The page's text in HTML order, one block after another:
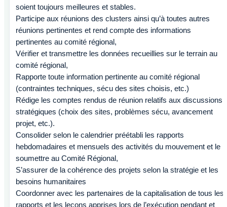
soient toujours meilleures et stables.
Participe aux réunions des clusters ainsi qu’à toutes autres
réunions pertinentes et rend compte des informations
pertinentes au comité régional,
Vérifier et transmettre les données recueillies sur le terrain au
comité régional,
Rapporte toute information pertinente au comité régional
(contraintes techniques, sécu des sites choisis, etc.)
Rédige les comptes rendus de réunion relatifs aux discussions
stratégiques (choix des sites, problèmes sécu, avancement
projet, etc.).
Consolider selon le calendrier préétabli les rapports
hebdomadaires et mensuels des activités du mouvement et le
soumettre au Comité Régional,
S’assurer de la cohérence des projets selon la stratégie et les
besoins humanitaires
Coordonner avec les partenaires de la capitalisation de tous les
rapports et les leçons apprises lors de l’exécution pendant et